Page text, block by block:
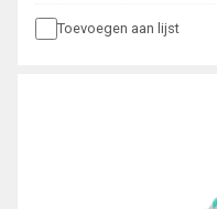
Toevoegen aan lijst